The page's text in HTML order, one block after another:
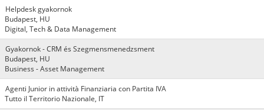
Helpdesk gyakornok
Budapest, HU
Digital, Tech & Data Management
Gyakornok - CRM és Szegmensmenedzsment
Budapest, HU
Business - Asset Management
Agenti Junior in attività Finanziaria con Partita IVA
Tutto il Territorio Nazionale, IT